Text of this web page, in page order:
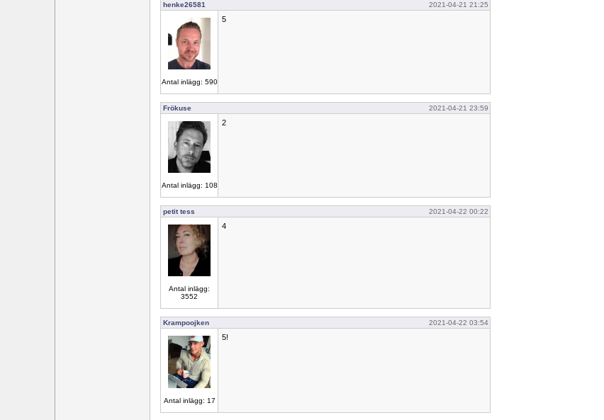
henke26581 2021-04-21 21:25
Antal inlägg: 590
5
Frökuse 2021-04-21 23:59
Antal inlägg: 108
2
petit tess 2021-04-22 00:22
Antal inlägg:
3552
4
Krampoojken 2021-04-22 03:54
Antal inlägg: 17
5!